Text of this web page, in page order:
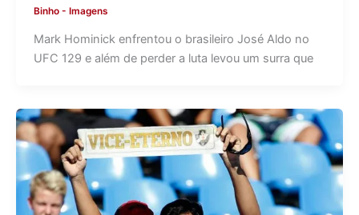
Binho - Imagens
Mark Hominick enfrentou o brasileiro José Aldo no
UFC 129 e além de perder a luta levou um surra que